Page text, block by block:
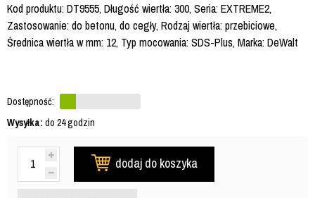
Kod produktu: DT9555, Długość wiertła: 300, Seria: EXTREME2,
Zastosowanie: do betonu, do cegły, Rodzaj wiertła: przebiciowe,
Średnica wiertła w mm: 12, Typ mocowania: SDS-Plus, Marka: DeWalt
Dostępność:
Wysyłka: do 24 godzin
dodaj do koszyka